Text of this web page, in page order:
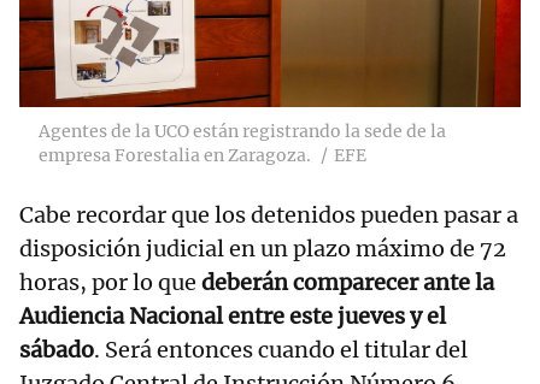
Agentes de la UCO están registrando la sede de la
empresa Forestalia en Zaragoza.
EFE
Cabe recordar que los detenidos pueden pasar a
disposición judicial en un plazo máximo de 72
horas, por lo que deberán comparecer ante la
Audiencia Nacional entre este jueves y el
sábado. Será entonces cuando el titular del